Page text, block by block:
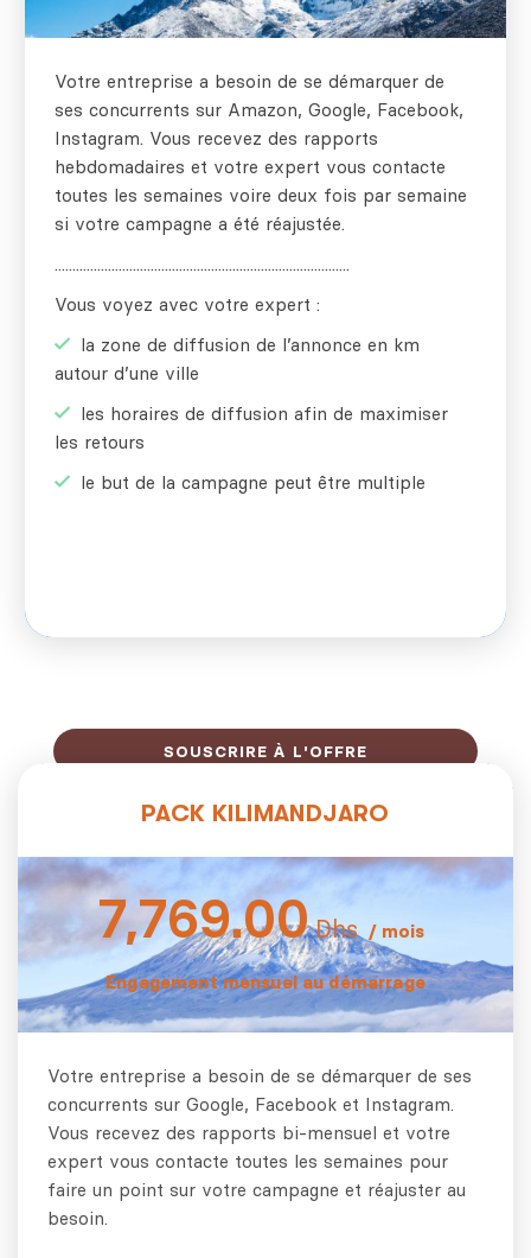
Votre entreprise a besoin de se démarquer de
ses concurrents sur Amazon, Google, Facebook,
Instagram. Vous recevez des rapports
hebdomadaires et votre expert vous contacte
toutes les semaines voire deux fois par semaine
si votre campagne a été réajustée.
...................................................................................
Vous voyez avec votre expert :
la zone de diffusion de l’annonce en km
autour d’une ville
les horaires de diffusion afin de maximiser
les retours
le but de la campagne peut être multiple
SOUSCRIRE À L'OFFRE
PACK KILIMANDJARO
7,769.00Dhs / mois
Engagement mensuel au démarrage
Votre entreprise a besoin de se démarquer de ses
concurrents sur Google, Facebook et Instagram.
Vous recevez des rapports bi-mensuel et votre
expert vous contacte toutes les semaines pour
faire un point sur votre campagne et réajuster au
besoin.